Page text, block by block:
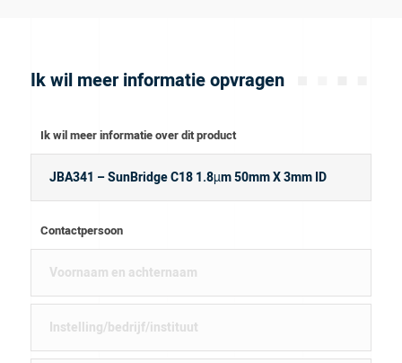
Ik wil meer informatie opvragen
Ik wil meer informatie over dit product
Contactpersoon